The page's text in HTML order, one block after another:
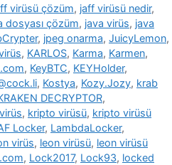
virüsü çözüm, jaff virüsü nedir,
dosyası çözüm, java virüs, java
, jpeg onarma, JuicyLemon,
, KARLOS, Karma, Karmen,
, KeyBTC, KEYHolder,
, Kostya, Kozy.Jozy, krab
DECRYPTOR,
, kripto virüsü, kripto virüsü
Locker, LambdaLocker,
virüs, leon virüsü, leon virüsü
, Lock2017, Lock93, locked